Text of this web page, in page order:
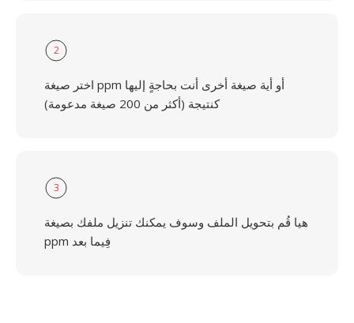
2
اختر صيغة ppm أو أية صيغة أخرى أنت بحاجةٍ إليها
كنتيجة (أكثر من 200 صيغة مدعومة)
3
هيا قُم بتحويل الملف وسوف يمكنك تنزيل ملفك بصيغة
ppm فِيما بعد